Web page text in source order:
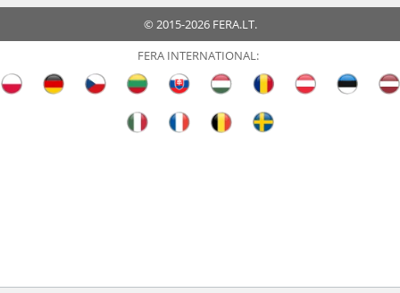
© 2015-2026 FERA.LT.
FERA INTERNATIONAL: